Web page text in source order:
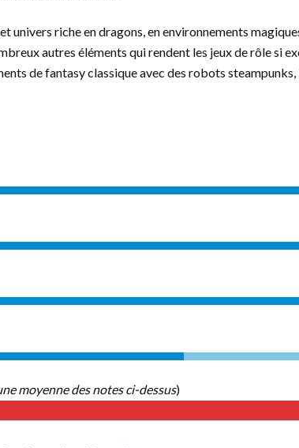
univers riche en dragons, en environnements
autres éléments qui rendent les jeux de rôle si
de fantasy classique avec des robots
moyenne des notes ci-dessus)